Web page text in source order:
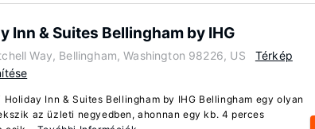
Inn & Suites Bellingham by IHG
Way, Bellingham, Washington 98226, US
Térkép
Holiday Inn & Suites Bellingham by IHG Bellingham egy olyan
az üzleti negyedben, ahonnan egy kb. 4 perces